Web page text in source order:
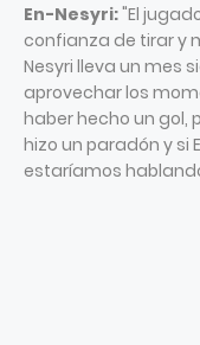
En-Nesyri:"El
confianza de tirar y
Nesyri lleva un mes
aprovechar los
haber hecho un gol,
hizo un paradón y si
estaríamos